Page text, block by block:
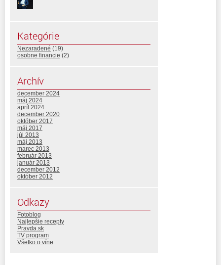
Kategórie
Nezaradené (19)
osobne financie (2)
Archív
december 2024
máj 2024
apríl 2024
december 2020
október 2017
máj 2017
júl 2013
máj 2013
marec 2013
február 2013
január 2013
december 2012
október 2012
Odkazy
Fotoblog
Najlepšie recepty
Pravda.sk
TV program
Všetko o víne